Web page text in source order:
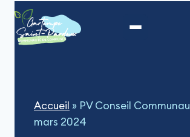
contenu
Accueil » PV Conseil
mars 2024